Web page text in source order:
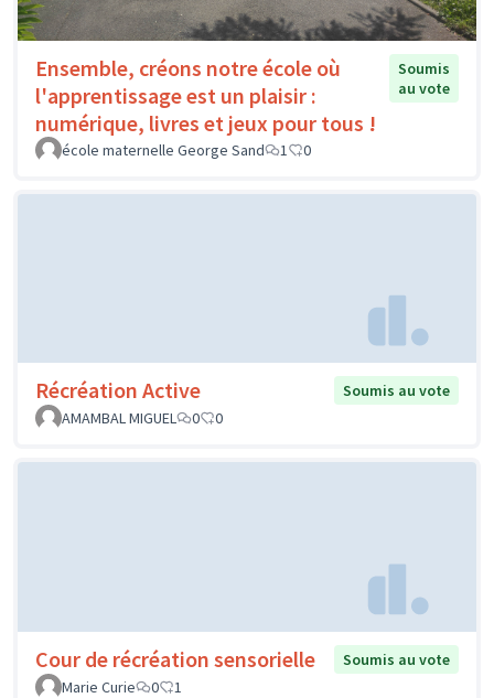
Ensemble, créons notre école où
l'apprentissage est un plaisir :
numérique, livres et jeux pour tous !
Soumis
au vote
école maternelle George Sand 1 0
Récréation Active
Soumis au vote
AMAMBAL MIGUEL
0 0
Cour de récréation sensorielle
Soumis au vote
Marie Curie
0 1